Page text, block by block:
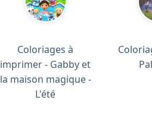
Coloriages à
imprimer - Gabby et
la maison magique -
L'été